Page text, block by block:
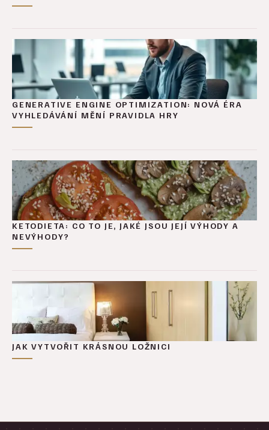
GENERATIVE ENGINE OPTIMIZATION: NOVÁ ÉRA
VYHLEDÁVÁNÍ MĚNÍ PRAVIDLA HRY
KETODIETA: CO TO JE, JAKÉ JSOU JEJÍ VÝHODY A
NEVÝHODY?
JAK VYTVOŘIT KRÁSNOU LOŽNICI